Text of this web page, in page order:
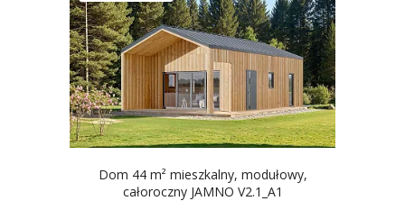
Dom 44 m² mieszkalny, modułowy,
całoroczny JAMNO V2.1_A1